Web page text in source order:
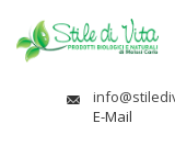
E-Mail